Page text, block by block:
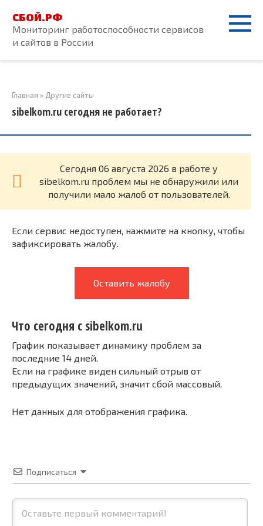
контенту
СБОЙ.РФ
Мониторинг работоспособности сервисов
и сайтов в России
Главная » Другие сайты
sibelkom.ru сегодня не работает?
Cегодня 06 августа 2026 в работе у
sibelkom.ru проблем мы не обнаружили или
получили мало жалоб от пользователей.
Если сервис недоступен, нажмите на кнопку, чтобы
зафиксировать жалобу.
Оставить жалобу
Что сегодня с sibelkom.ru
График показывает динамику проблем за
последние 14 дней.
Если на графике виден сильный отрыв от
предыдущих значений, значит сбой массовый.
Нет данных для отображения графика.
Подписаться